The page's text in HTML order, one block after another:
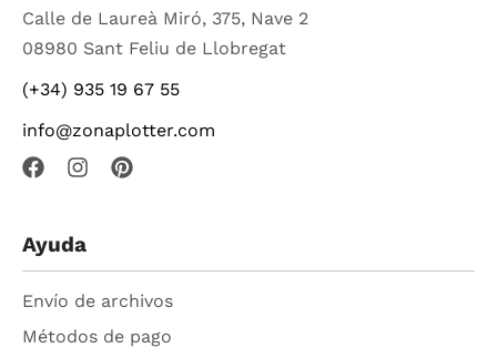
Calle de Laureà Miró, 375, Nave 2
08980 Sant Feliu de Llobregat
(+34) 935 19 67 55
info@zonaplotter.com
Ayuda
Envío de archivos
Métodos de pago